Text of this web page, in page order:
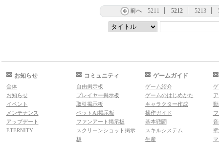
前へ 5211 5212 5213
お知らせ
全体
お知らせ
イベント
メンテナンス
アップデート
ETERNITY
コミュニティ
自由掲示板
プレイヤー掲示板
取引掲示板
ペットAI掲示板
ファンアート掲示板
スクリーンショット掲示
板
ゲームガイド
ゲーム紹介
ゲームのはじめかた
キャラクター作成
操作ガイド
基本戦闘
スキルシステム
生産